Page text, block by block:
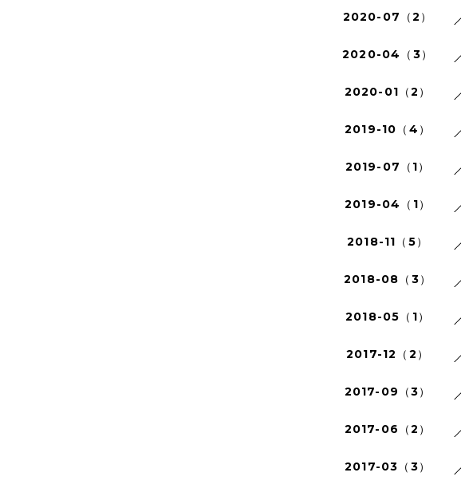
2020-07（2）
2020-04（3）
2020-01（2）
2019-10（4）
2019-07（1）
2019-04（1）
2018-11（5）
2018-08（3）
2018-05（1）
2017-12（2）
2017-09（3）
2017-06（2）
2017-03（3）